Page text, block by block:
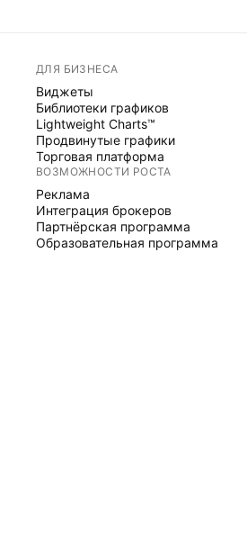
ДЛЯ БИЗНЕСА
Виджеты
Библиотеки графиков
Lightweight Charts™
Продвинутые графики
Торговая платформа
ВОЗМОЖНОСТИ РОСТА
Реклама
Интеграция брокеров
Партнёрская программа
Образовательная программа